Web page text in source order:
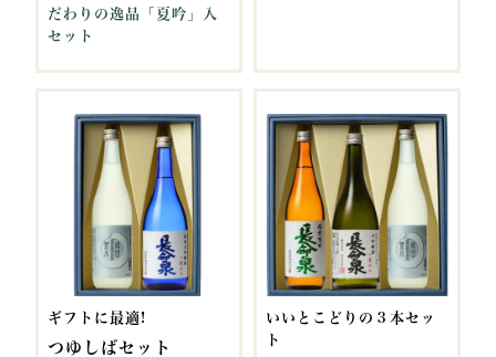
だわりの逸品「夏吟」入
セット
ギフトに最適!
つゆしばセット
いいとこどりの３本セッ
ト